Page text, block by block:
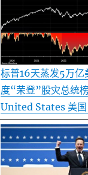
标普16天蒸发5万亿
度“荣登”股灾总统
United States 美